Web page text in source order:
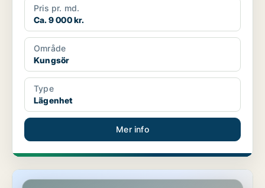
Pris pr. md.
Ca. 9 000 kr.
Område
Kungsör
Type
Lägenhet
Mer info
Lägenhet i Kungsör